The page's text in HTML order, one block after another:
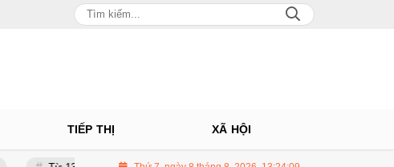
TIẾP THỊ XÃ HỘI